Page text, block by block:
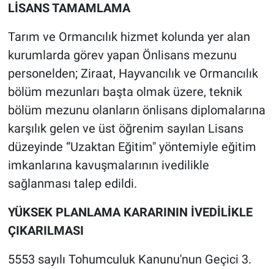
LİSANS TAMAMLAMA
Tarım ve Ormancılık hizmet kolunda yer alan
kurumlarda görev yapan Önlisans mezunu
personelden; Ziraat, Hayvancılık ve Ormancılık
bölüm mezunları başta olmak üzere, teknik
bölüm mezunu olanların önlisans diplomalarına
karşılık gelen ve üst öğrenim sayılan Lisans
düzeyinde “Uzaktan Eğitim" yöntemiyle eğitim
imkanlarına kavuşmalarının ivedilikle
sağlanması talep edildi.
YÜKSEK PLANLAMA KARARININ İVEDİLİKLE
ÇIKARILMASI
5553 sayılı Tohumculuk Kanunu'nun Geçici 3.